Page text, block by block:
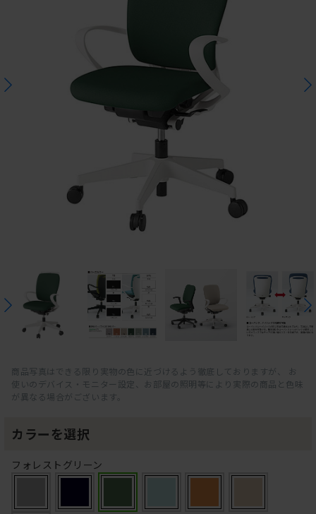
商品写真はできる限り実物の色に近づけるよう徹底しておりますが、 お
使いのデバイス・モニター設定、お部屋の照明等により実際の商品と色味
が異なる場合がございます。
カラーを選択
フォレストグリーン